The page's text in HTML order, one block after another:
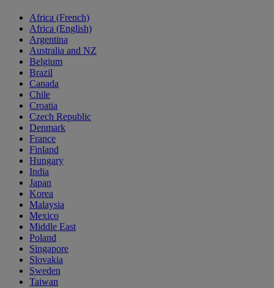
Africa (French)
Africa (English)
Argentina
Australia and NZ
Belgium
Brazil
Canada
Chile
Croatia
Czech Republic
Denmark
France
Finland
Hungary
India
Japan
Korea
Malaysia
Mexico
Middle East
Poland
Singapore
Slovakia
Sweden
Taiwan